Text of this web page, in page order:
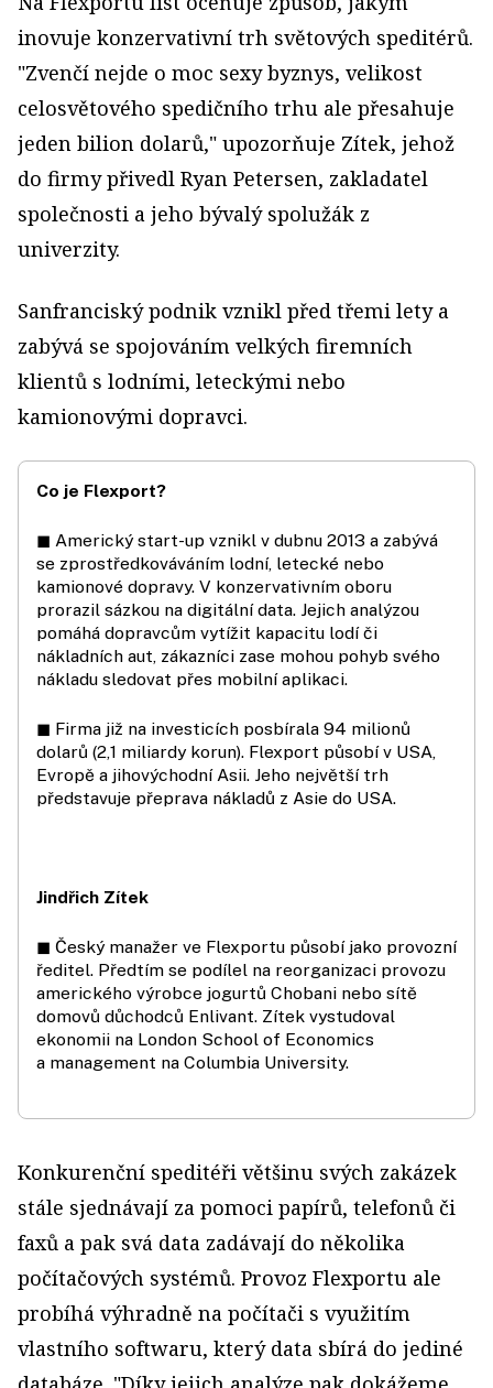
inovuje konzervativní trh světových speditérů.
"Zvenčí nejde o moc sexy byznys, velikost
celosvětového spedičního trhu ale přesahuje
jeden bilion dolarů," upozorňuje Zítek, jehož
do firmy přivedl Ryan Petersen, zakladatel
společnosti a jeho bývalý spolužák z
univerzity.
Sanfranciský podnik vznikl před třemi lety a
zabývá se spojováním velkých firemních
klientů s lodními, leteckými nebo
kamionovými dopravci.
Co je Flexport?
◼ Americký start-up vznikl v dubnu 2013 a zabývá
se zprostředkováváním lodní, letecké nebo
kamionové dopravy. V konzervativním oboru
prorazil sázkou na digitální data. Jejich analýzou
pomáhá dopravcům vytížit kapacitu lodí či
nákladních aut, zákazníci zase mohou pohyb svého
nákladu sledovat přes mobilní aplikaci.
◼ Firma již na investicích posbírala 94 milionů
dolarů (2,1 miliardy korun). Flexport působí v USA,
Evropě a jihovýchodní Asii. Jeho největší trh
představuje přeprava nákladů z Asie do USA.
Jindřich Zítek
◼ Český manažer ve Flexportu působí jako provozní
ředitel. Předtím se podílel na reorganizaci provozu
amerického výrobce jogurtů Chobani nebo sítě
domovů důchodců Enlivant. Zítek vystudoval
ekonomii na London School of Economics
a management na Columbia University.
Konkurenční speditéři většinu svých zakázek
stále sjednávají za pomoci papírů, telefonů či
faxů a pak svá data zadávají do několika
počítačových systémů. Provoz Flexportu ale
probíhá výhradně na počítači s využitím
vlastního softwaru, který data sbírá do jediné